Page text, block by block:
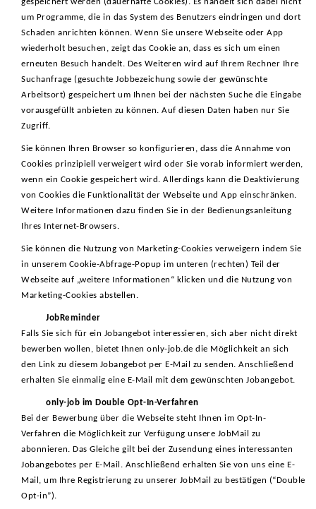
um Programme, die in das System des Benutzers eindringen und dort
Schaden anrichten können. Wenn Sie unsere Webseite oder App
wiederholt besuchen, zeigt das Cookie an, dass es sich um einen
erneuten Besuch handelt. Des Weiteren wird auf Ihrem Rechner Ihre
Suchanfrage (gesuchte Jobbezeichung sowie der gewünschte
Arbeitsort) gespeichert um Ihnen bei der nächsten Suche die Eingabe
vorausgefüllt anbieten zu können. Auf diesen Daten haben nur Sie
Zugriff.
Sie können Ihren Browser so konfigurieren, dass die Annahme von
Cookies prinzipiell verweigert wird oder Sie vorab informiert werden,
wenn ein Cookie gespeichert wird. Allerdings kann die Deaktivierung
von Cookies die Funktionalität der Webseite und App einschränken.
Weitere Informationen dazu finden Sie in der Bedienungsanleitung
Ihres Internet-Browsers.
Sie können die Nutzung von Marketing-Cookies verweigern indem Sie
in unserem Cookie-Abfrage-Popup im unteren (rechten) Teil der
Webseite auf „weitere Informationen“ klicken und die Nutzung von
Marketing-Cookies abstellen.
JobReminder
Falls Sie sich für ein Jobangebot interessieren, sich aber nicht direkt
bewerben wollen, bietet Ihnen only-job.de die Möglichkeit an sich
den Link zu diesem Jobangebot per E-Mail zu senden. Anschließend
erhalten Sie einmalig eine E-Mail mit dem gewünschten Jobangebot.
only-job im Double Opt-In-Verfahren
Bei der Bewerbung über die Webseite steht Ihnen im Opt-In-
Verfahren die Möglichkeit zur Verfügung unsere JobMail zu
abonnieren. Das Gleiche gilt bei der Zusendung eines interessanten
Jobangebotes per E-Mail. Anschließend erhalten Sie von uns eine E-
Mail, um Ihre Registrierung zu unserer JobMail zu bestätigen (“Double
Opt-in”).